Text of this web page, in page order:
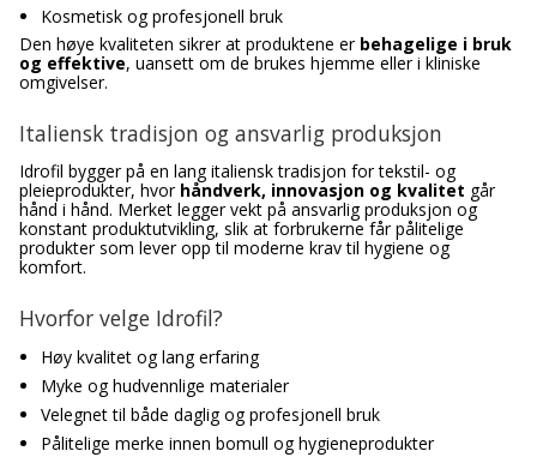
Kosmetisk og profesjonell bruk
Den høye kvaliteten sikrer at produktene er behagelige i bruk
og effektive, uansett om de brukes hjemme eller i kliniske
omgivelser.
Italiensk tradisjon og ansvarlig produksjon
Idrofil bygger på en lang italiensk tradisjon for tekstil- og
pleieprodukter, hvor håndverk, innovasjon og kvalitet går
hånd i hånd. Merket legger vekt på ansvarlig produksjon og
konstant produktutvikling, slik at forbrukerne får pålitelige
produkter som lever opp til moderne krav til hygiene og
komfort.
Hvorfor velge Idrofil?
Høy kvalitet og lang erfaring
Myke og hudvennlige materialer
Velegnet til både daglig og profesjonell bruk
Pålitelige merke innen bomull og hygieneprodukter